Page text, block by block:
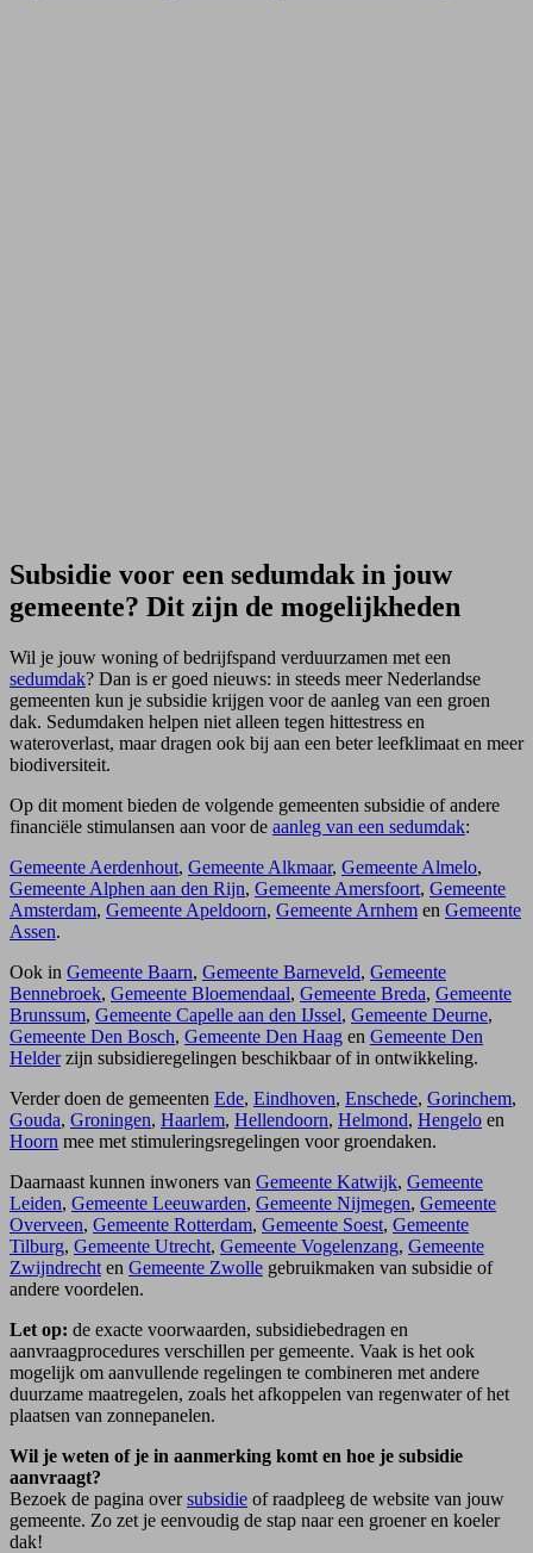
Subsidie voor een sedumdak in jouw
gemeente? Dit zijn de mogelijkheden
Wil je jouw woning of bedrijfspand verduurzamen met een
sedumdak? Dan is er goed nieuws: in steeds meer Nederlandse
gemeenten kun je subsidie krijgen voor de aanleg van een groen
dak. Sedumdaken helpen niet alleen tegen hittestress en
wateroverlast, maar dragen ook bij aan een beter leefklimaat en meer
biodiversiteit.
Op dit moment bieden de volgende gemeenten subsidie of andere
financiële stimulansen aan voor de aanleg van een sedumdak:
Gemeente Aerdenhout, Gemeente Alkmaar, Gemeente Almelo,
Gemeente Alphen aan den Rijn, Gemeente Amersfoort, Gemeente
Amsterdam, Gemeente Apeldoorn, Gemeente Arnhem en Gemeente
Assen.
Ook in Gemeente Baarn, Gemeente Barneveld, Gemeente
Bennebroek, Gemeente Bloemendaal, Gemeente Breda, Gemeente
Brunssum, Gemeente Capelle aan den IJssel, Gemeente Deurne,
Gemeente Den Bosch, Gemeente Den Haag en Gemeente Den
Helderzijn subsidieregelingen beschikbaar of in ontwikkeling.
Verder doen de gemeenten Ede, Eindhoven, Enschede, Gorinchem,
Gouda, Groningen, Haarlem, Hellendoorn, Helmond, Hengelo en
Hoorn mee met stimuleringsregelingen voor groendaken.
Daarnaast kunnen inwoners van Gemeente Katwijk, Gemeente
Leiden, Gemeente Leeuwarden, Gemeente Nijmegen, Gemeente
Overveen, Gemeente Rotterdam, Gemeente Soest, Gemeente
Tilburg, Gemeente Utrecht, Gemeente Vogelenzang, Gemeente
Zwijndrecht en Gemeente Zwolle gebruikmaken van subsidie of
andere voordelen.
Let op: de exacte voorwaarden, subsidiebedragen en
aanvraagprocedures verschillen per gemeente. Vaak is het ook
mogelijk om aanvullende regelingen te combineren met andere
duurzame maatregelen, zoals het afkoppelen van regenwater of het
plaatsen van zonnepanelen.
Wil je weten of je in aanmerking komt en hoe je subsidie
aanvraagt?
Bezoek de pagina oversubsidie of raadpleeg de website van jouw
gemeente. Zo zet je eenvoudig de stap naar een groener en koeler
dak!